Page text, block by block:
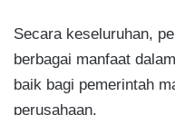
Secara keseluruhan,
berbagai manfaat
baik bagi pemerintah
perusahaan.